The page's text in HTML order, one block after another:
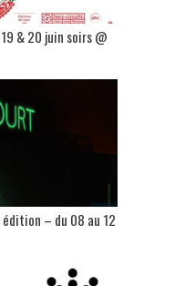
& 20 juin soirs @
– du 08 au 12